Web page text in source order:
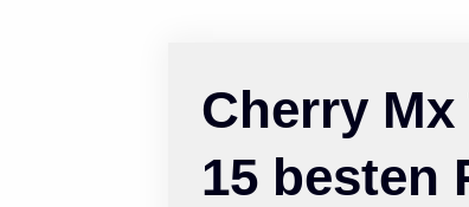
Cherry Mx
15 besten